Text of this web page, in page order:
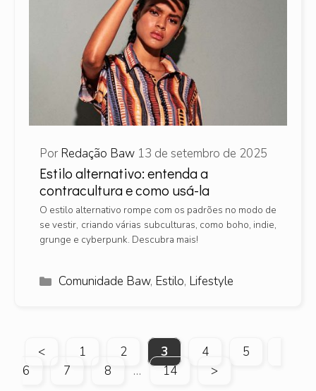
Estilo alternativo: entenda a
contracultura e como usá-la
Por Redação Baw 13 de setembro de 2025
O estilo alternativo rompe com os padrões no modo de
se vestir, criando várias subculturas, como boho, indie,
grunge e cyberpunk. Descubra mais!
Categorias
Comunidade Baw, Estilo, Lifestyle
< Page
1 Page
2 Page
3 Page
4 Page
5
6
Page
7 Page
8 … Page
14 >